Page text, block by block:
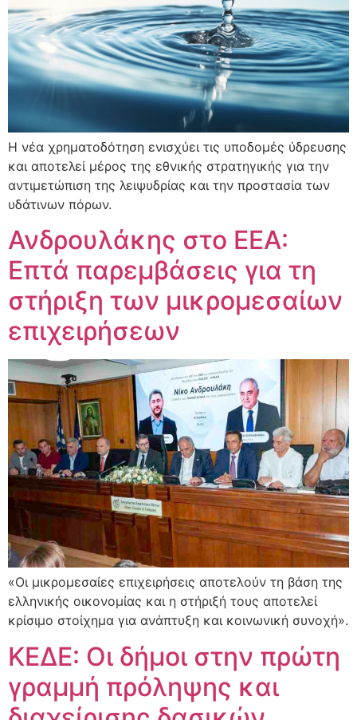
Η νέα χρηματοδότηση ενισχύει τις υποδομές ύδρευσης
και αποτελεί μέρος της εθνικής στρατηγικής για την
αντιμετώπιση της λειψυδρίας και την προστασία των
υδάτινων πόρων.
Ανδρουλάκης στο ΕΕΑ:
Επτά παρεμβάσεις για τη
στήριξη των μικρομεσαίων
επιχειρήσεων
«Οι μικρομεσαίες επιχειρήσεις αποτελούν τη βάση της
ελληνικής οικονομίας και η στήριξή τους αποτελεί
κρίσιμο στοίχημα για ανάπτυξη και κοινωνική συνοχή».
ΚΕΔΕ: Οι δήμοι στην πρώτη
γραμμή πρόληψης και